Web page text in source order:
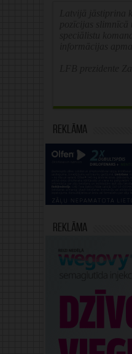
Reklāma
Reklāma